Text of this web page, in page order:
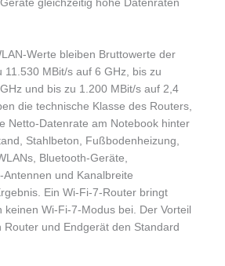
gleichzeitig hohe Datenraten
Werte bleiben Bruttowerte der
11.530 MBit/s auf 6 GHz, bis zu
und bis zu 1.200 MBit/s auf 2,4
die technische Klasse des Routers,
Netto-Datenrate am Notebook hinter
Stahlbeton, Fußbodenheizung,
Bluetooth-Geräte,
Antennen und Kanalbreite
Ein Wi-Fi-7-Router bringt
keinen Wi-Fi-7-Modus bei. Der Vorteil
Router und Endgerät den Standard